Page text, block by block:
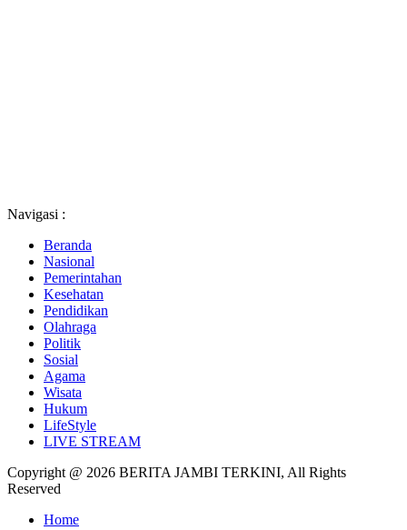
Navigasi :
Beranda
Nasional
Pemerintahan
Kesehatan
Pendidikan
Olahraga
Politik
Sosial
Agama
Wisata
Hukum
LifeStyle
LIVE STREAM
Copyright @ 2026 BERITA JAMBI TERKINI, All Rights
Reserved
Home